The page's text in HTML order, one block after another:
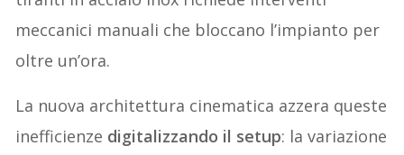
meccanici manuali che bloccano l’impianto per
oltre un’ora.
La nuova architettura cinematica azzera queste
inefficienze digitalizzando il setup: la variazione